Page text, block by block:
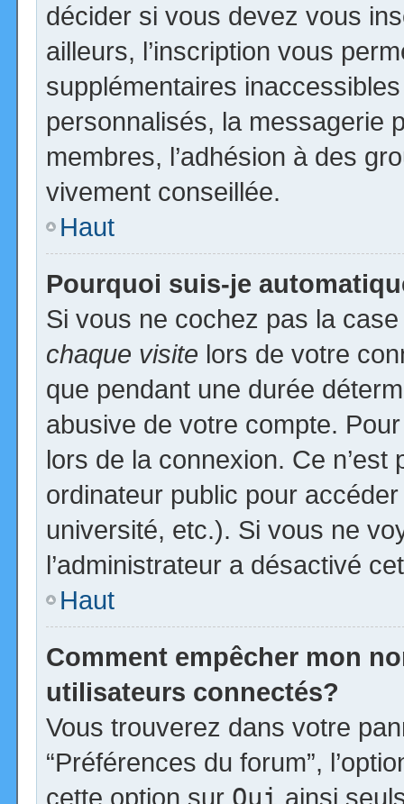
décider si vous devez vous
ailleurs, l’inscription vous
supplémentaires
personnalisés, la messagerie
membres, l’adhésion à des
vivement conseillée.
Haut
Pourquoi suis-je
Si vous ne cochez pas la
chaque visite lors de votre
que pendant une durée
abusive de votre compte.
lors de la connexion. Ce
ordinateur public pour
université, etc.). Si vous ne
l’administrateur a désactivé
Haut
Comment empêcher mon
utilisateurs connectés?
Vous trouverez dans votre
“Préférences du forum”,
cette option sur Oui ainsi